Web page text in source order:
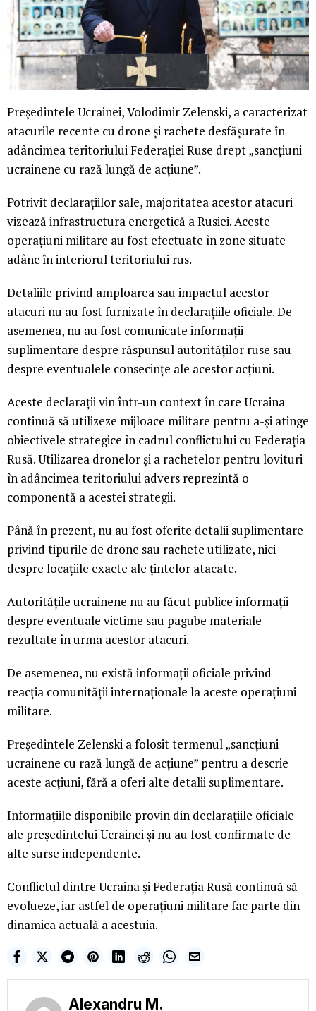
Președintele Ucrainei, Volodimir Zelenski, a caracterizat
atacurile recente cu drone și rachete desfășurate în
adâncimea teritoriului Federației Ruse drept „sancțiuni
ucrainene cu rază lungă de acțiune”.
Potrivit declarațiilor sale, majoritatea acestor atacuri
vizează infrastructura energetică a Rusiei. Aceste
operațiuni militare au fost efectuate în zone situate
adânc în interiorul teritoriului rus.
Detaliile privind amploarea sau impactul acestor
atacuri nu au fost furnizate în declarațiile oficiale. De
asemenea, nu au fost comunicate informații
suplimentare despre răspunsul autorităților ruse sau
despre eventualele consecințe ale acestor acțiuni.
Aceste declarații vin într-un context în care Ucraina
continuă să utilizeze mijloace militare pentru a-și atinge
obiectivele strategice în cadrul conflictului cu Federația
Rusă. Utilizarea dronelor și a rachetelor pentru lovituri
în adâncimea teritoriului advers reprezintă o
componentă a acestei strategii.
Până în prezent, nu au fost oferite detalii suplimentare
privind tipurile de drone sau rachete utilizate, nici
despre locațiile exacte ale țintelor atacate.
Autoritățile ucrainene nu au făcut publice informații
despre eventuale victime sau pagube materiale
rezultate în urma acestor atacuri.
De asemenea, nu există informații oficiale privind
reacția comunității internaționale la aceste operațiuni
militare.
Președintele Zelenski a folosit termenul „sancțiuni
ucrainene cu rază lungă de acțiune” pentru a descrie
aceste acțiuni, fără a oferi alte detalii suplimentare.
Informațiile disponibile provin din declarațiile oficiale
ale președintelui Ucrainei și nu au fost confirmate de
alte surse independente.
Conflictul dintre Ucraina și Federația Rusă continuă să
evolueze, iar astfel de operațiuni militare fac parte din
dinamica actuală a acestuia.
Alexandru M.